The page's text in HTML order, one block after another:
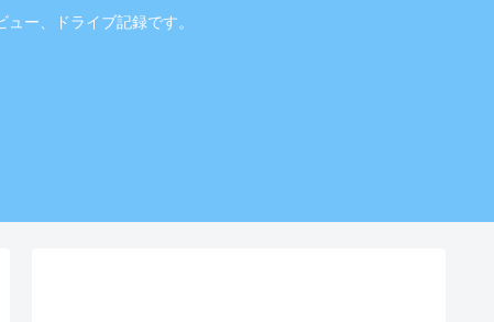
ー、ドライブ記録です。